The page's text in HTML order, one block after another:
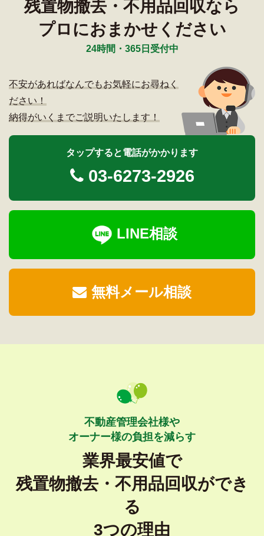
残置物撤去・不用品回収なら
プロにおまかせください
24時間・365日受付中
不安があればなんでもお気軽にお尋ねく
ださい！
納得がいくまでご説明いたします！
タップすると電話がかかります
03-6273-2926
LINE相談
無料メール相談
不動産管理会社様や
オーナー様の負担を減らす
業界最安値で
残置物撤去・不用品回収ができ
る
3つの理由